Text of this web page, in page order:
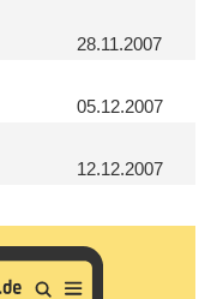
28.11.2007
05.12.2007
12.12.2007